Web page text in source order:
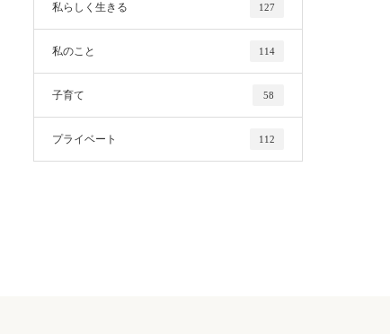
私らしく生きる 127
私のこと 114
子育て 58
プライベート 112